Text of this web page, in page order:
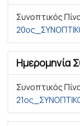
Συνοπτικός
Ημερομηνία
Συνοπτικός